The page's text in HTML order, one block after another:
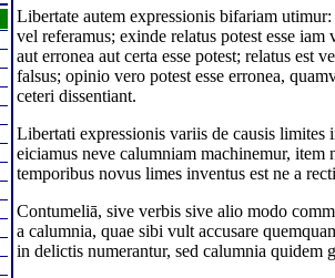
Libertate autem expressionis bifariam
vel referamus; exinde relatus potest esse
aut erronea aut certa esse potest; relatus est
falsus; opinio vero potest esse erronea,
ceteri dissentiant.
Libertati expressionis variis de causis
eiciamus neve calumniam machinemur,
temporibus novus limes inventus est ne a
Contumeliā, sive verbis sive alio modo
a calumnia, quae sibi vult accusare
in delictis numerantur, sed calumnia quidem